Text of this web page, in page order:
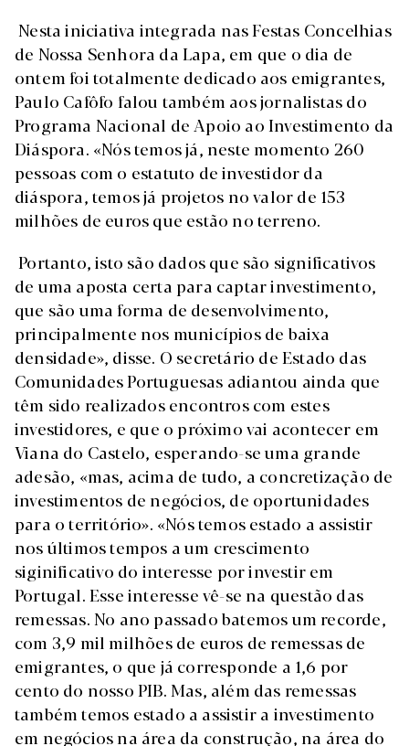
Nesta iniciativa integrada nas Festas Concelhias
de Nossa Senhora da Lapa, em que o dia de
ontem foi totalmente dedicado aos emigrantes,
Paulo Cafôfo falou também aos jornalistas do
Programa Nacional de Apoio ao Investimento da
Diáspora. «Nós temos já, neste momento 260
pessoas com o estatuto de investidor da
diáspora, temos já projetos no valor de 153
milhões de euros que estão no terreno.
Portanto, isto são dados que são significativos
de uma aposta certa para captar investimento,
que são uma forma de desenvolvimento,
principalmente nos municípios de baixa
densidade», disse. O secretário de Estado das
Comunidades Portuguesas adiantou ainda que
têm sido realizados encontros com estes
investidores, e que o próximo vai acontecer em
Viana do Castelo, esperando-se uma grande
adesão, «mas, acima de tudo, a concretização de
investimentos de negócios, de oportunidades
para o território». «Nós temos estado a assistir
nos últimos tempos a um crescimento
siginificativo do interesse por investir em
Portugal. Esse interesse vê-se na questão das
remessas. No ano passado batemos um recorde,
com 3,9 mil milhões de euros de remessas de
emigrantes, o que já corresponde a 1,6 por
cento do nosso PIB. Mas, além das remessas
também temos estado a assistir a investimento
em negócios na área da construção, na área do